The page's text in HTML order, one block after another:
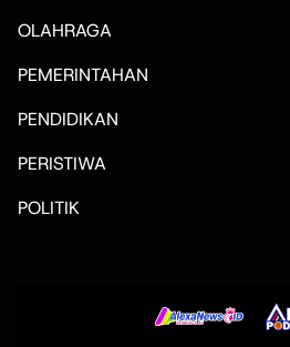
OLAHRAGA
PEMERINTAHAN
PENDIDIKAN
PERISTIWA
POLITIK